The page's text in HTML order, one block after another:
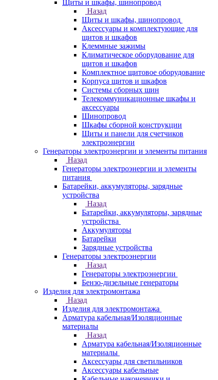
Щиты и шкафы, шинопровод
Назад
Щиты и шкафы, шинопровод
Аксессуары и комплектующие для
щитов и шкафов
Клеммные зажимы
Климатическое оборудование для
щитов и шкафов
Комплектное щитовое оборудование
Корпуса щитов и шкафов
Системы сборных шин
Телекоммуникационные шкафы и
аксессуары
Шинопровод
Шкафы сборной конструкции
Щиты и панели для счетчиков
электроэнергии
Генераторы электроэнергии и элементы питания
Назад
Генераторы электроэнергии и элементы
питания
Батарейки, аккумуляторы, зарядные
устройства
Назад
Батарейки, аккумуляторы, зарядные
устройства
Аккумуляторы
Батарейки
Зарядные устройства
Генераторы электроэнергии
Назад
Генераторы электроэнергии
Бензо-дизельные генераторы
Изделия для электромонтажа
Назад
Изделия для электромонтажа
Арматура кабельная/Изоляционные
материалы
Назад
Арматура кабельная/Изоляционные
материалы
Аксессуары для светильников
Аксессуары кабельные